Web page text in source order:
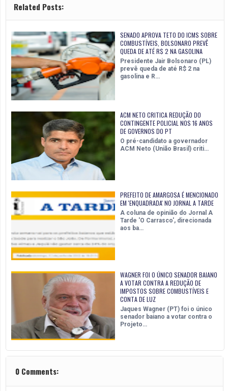
Related Posts:
SENADO APROVA TETO DO ICMS SOBRE
COMBUSTÍVEIS, BOLSONARO PREVÊ
QUEDA DE ATÉ R$ 2 NA GASOLINA
Presidente Jair Bolsonaro (PL)
prevê queda de até R$ 2 na
gasolina e R…
ACM NETO CRITICA REDUÇÃO DO
CONTINGENTE POLICIAL NOS 16 ANOS
DE GOVERNOS DO PT
O pré-candidato a governador
ACM Neto (União Brasil) criti…
PREFEITO DE AMARGOSA É MENCIONADO
EM 'ENQUADRADA' NO JORNAL A TARDE
A coluna de opinião do Jornal A
Tarde 'O Carrasco', direcionada
aos ba…
WAGNER FOI O ÚNICO SENADOR BAIANO
A VOTAR CONTRA A REDUÇÃO DE
IMPOSTOS SOBRE COMBUSTÍVEIS E
CONTA DE LUZ
Jaques Wagner (PT) foi o único
senador baiano a votar contra o
Projeto…
0 Comments: